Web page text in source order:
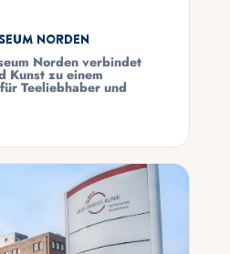
Norden
Norden verbindet
Kunst zu einem
Teeliebhaber und